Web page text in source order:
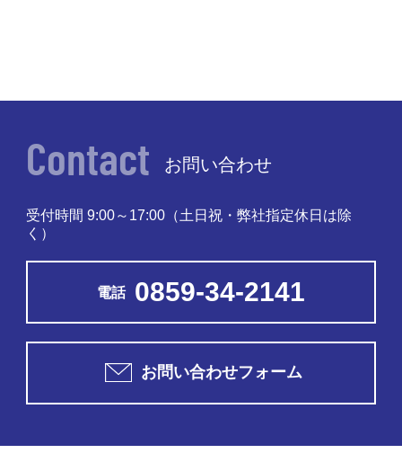
Contact お問い合わせ
受付時間 9:00～17:00 （土日祝・弊社指定休日は除
く）
電話 0859-34-2141
お問い合わせフォーム